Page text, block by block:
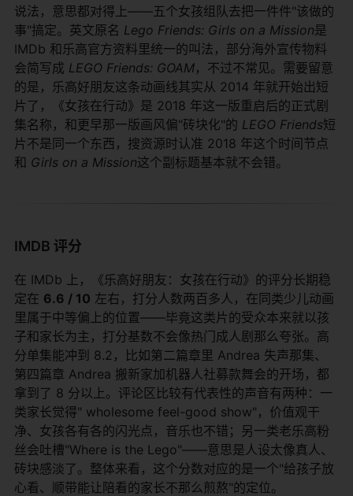
说法，意思都对得上——五个女孩组队去把一件件"该做的
事"搞定。英文原名 Lego Friends: Girls on a Mission是
IMDb 和乐高官方资料里统一的叫法，部分海外宣传物料
会简写成 LEGO Friends: GOAM，不过不常见。需要留意
的是，乐高好朋友这条动画线其实从 2014 年就开始出短
片了，《女孩在行动》是 2018 年这一版重启后的正式剧
集名称，和更早那一版画风偏"砖块化"的 LEGO Friends短
片不是同一个东西，搜资源时认准 2018 年这个时间节点
和 Girls on a Mission这个副标题基本就不会错。
IMDB 评分
在 IMDb 上，《乐高好朋友：女孩在行动》的评分长期稳
定在 6.6 / 10 ​ 左右，打分人数两百多人，在同类少儿动画
里属于中等偏上的位置——毕竟这类片的受众本来就以孩
子和家长为主，打分基数不会像热门成人剧那么夸张。高
分单集能冲到 8.2，比如第二篇章里 Andrea 失声那集、
第四篇章 Andrea 搬新家加机器人社募款舞会的开场，都
拿到了 8 分以上。评论区比较有代表性的声音有两种：一
类家长觉得" wholesome feel-good show"，价值观干
净、女孩各有各的闪光点，音乐也不错；另一类老乐高粉
丝会吐槽"Where is the Lego"——意思是人设太像真人、
砖块感淡了。整体来看，这个分数对应的是一个"给孩子放
心看、顺带能让陪看的家长不那么煎熬"的定位。